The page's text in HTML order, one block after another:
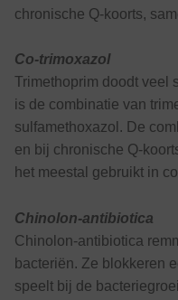
chronische Q-koorts,
Co-trimoxazol
Trimethoprim doodt veel
is de combinatie van
sulfamethoxazol. De
en bij chronische Q-
het meestal gebruikt in
Chinolon-antibiotica
Chinolon-antibiotica
bacteriën. Ze blokkeren
speelt bij de